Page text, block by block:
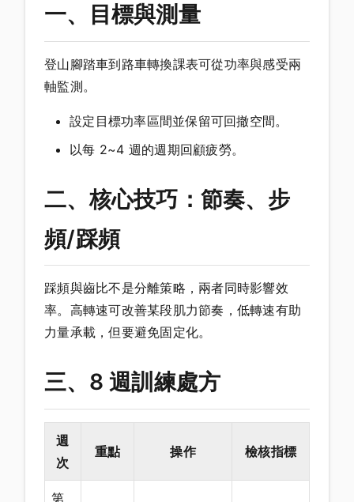
一、目標與測量
登山腳踏車到路車轉換課表可從功率與感受兩
軸監測。
設定目標功率區間並保留可回撤空間。
以每 2~4 週的週期回顧疲勞。
二、核心技巧：節奏、步
頻/踩頻
踩頻與齒比不是分離策略，兩者同時影響效
率。高轉速可改善某段肌力節奏，低轉速有助
力量承載，但要避免固定化。
三、8 週訓練處方
週
次
重點 操作 檢核指標
第